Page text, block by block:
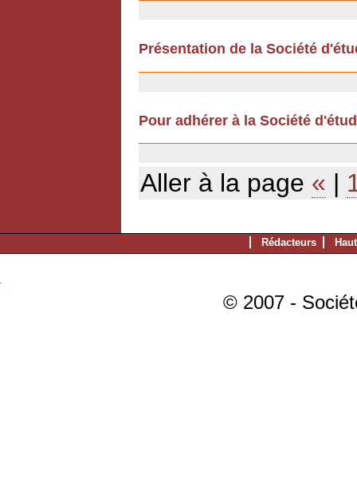
Présentation de la Société
Pour adhérer à la Société
Aller à la page « |
Rédacteurs
© 2007 -